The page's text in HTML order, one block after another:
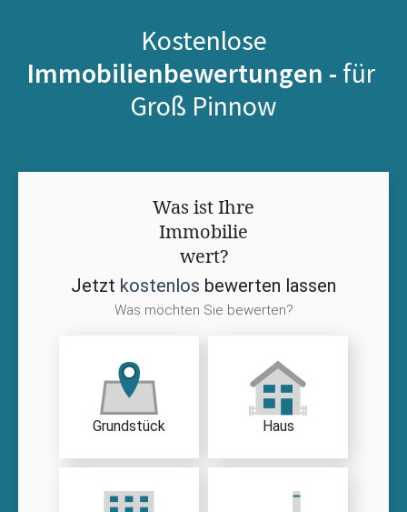
Kostenlose
Immobilienbewertungen - für
Groß Pinnow
Was ist Ihre
Immobilie
wert?
Jetzt kostenlos bewerten lassen
Was möchten Sie bewerten?
Grundstück Haus